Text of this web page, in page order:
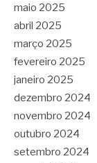
maio 2025
abril 2025
março 2025
fevereiro 2025
janeiro 2025
dezembro 2024
novembro 2024
outubro 2024
setembro 2024